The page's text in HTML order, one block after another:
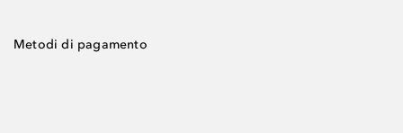
Metodi di pagamento